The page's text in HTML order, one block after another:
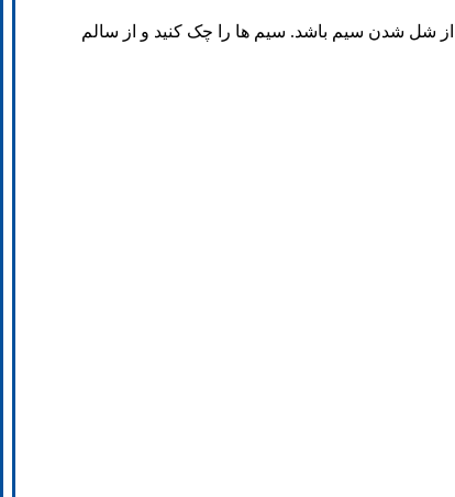
شل شدن سیم باشد. سیم ها را چک کنید و از سالم